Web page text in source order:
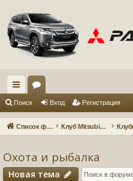
с
ы
и
ум
Поиск Вход Регистрация
Список форумов Клуб Mitsubishi Pajero Sport 3
Охота и рыбалка
Новая тема